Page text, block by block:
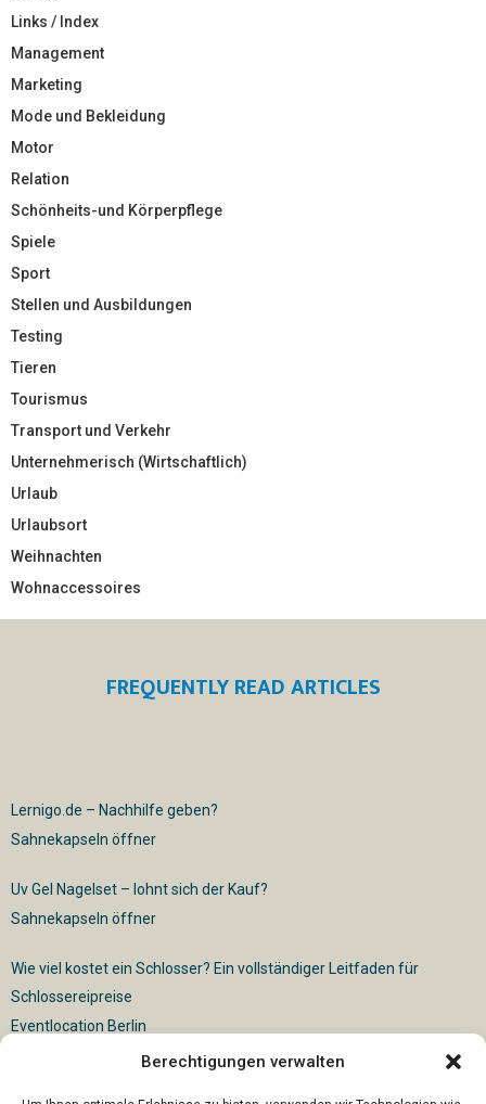
Berechtigungen verwalten
Links / Index
Management
Marketing
Mode und Bekleidung
Motor
Relation
Schönheits-und Körperpflege
Spiele
Sport
Stellen und Ausbildungen
Testing
Tieren
Tourismus
Transport und Verkehr
Unternehmerisch (Wirtschaftlich)
Urlaub
Urlaubsort
Weihnachten
Wohnaccessoires
FREQUENTLY READ ARTICLES
Lernigo.de – Nachhilfe geben?
Sahnekapseln öffner
Uv Gel Nagelset – lohnt sich der Kauf?
Sahnekapseln öffner
Wie viel kostet ein Schlosser? Ein vollständiger Leitfaden für
Schlossereipreise
Eventlocation Berlin
Für die vollautomatische Sackentleerung gibt es vielfältige